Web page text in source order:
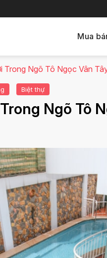
Mua
Trong Ngõ Tô Ngọc Vân
Biệt thự
Ngõ Tô